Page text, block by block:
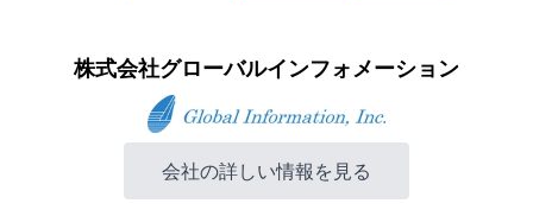
株式会社グローバルインフォメーション
会社の詳しい情報を見る